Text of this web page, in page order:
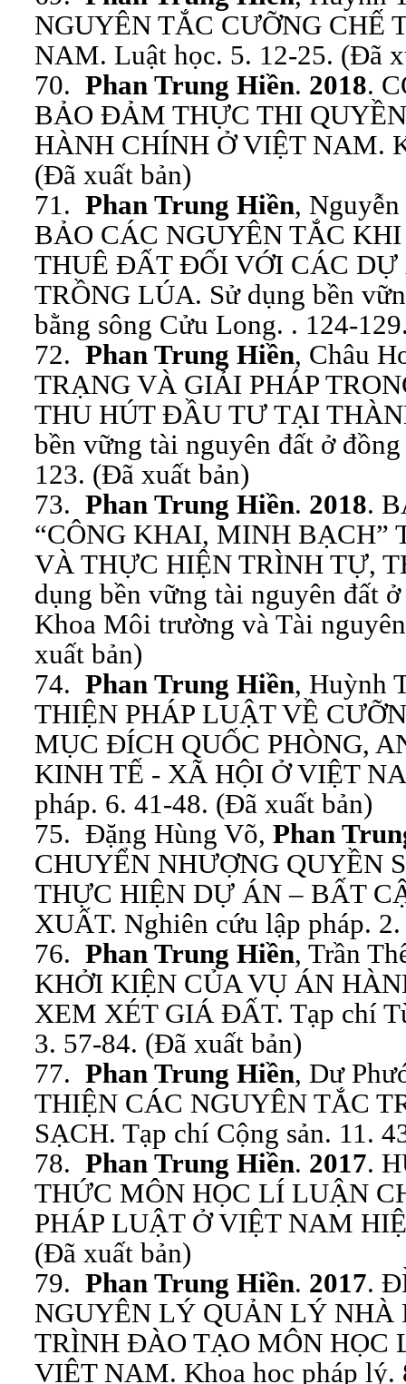
NGUYÊN TẮC CƯỠNG CHẾ
NAM. Luật học. 5. 12-25. (Đã
70. Phan Trung Hiền. 2018.
BẢO ĐẢM THỰC THI
HÀNH CHÍNH Ở VIỆT NAM.
(Đã xuất bản)
71. Phan Trung Hiền,
BẢO CÁC NGUYÊN TẮC
THUÊ ĐẤT ĐỐI VỚI CÁC
TRỒNG LÚA. Sử dụng bền
bằng sông Cửu Long. . 124-
72. Phan Trung Hiền, Châu
TRẠNG VÀ GIẢI PHÁP
THU HÚT ĐẦU TƯ TẠI
bền vững tài nguyên đất ở
123. (Đã xuất bản)
73. Phan Trung Hiền. 2018.
“CÔNG KHAI, MINH BẠCH”
VÀ THỰC HIỆN TRÌNH TỰ,
dụng bền vững tài nguyên đất
Khoa Môi trường và Tài
xuất bản)
74. Phan Trung Hiền, Huỳnh
THIỆN PHÁP LUẬT VỀ
MỤC ĐÍCH QUỐC PHÒNG,
KINH TẾ - XÃ HỘI Ở VIỆT
pháp. 6. 41-48. (Đã xuất bản)
75. Đặng Hùng Võ, Phan
CHUYỂN NHƯỢNG QUYỀN
THỰC HIỆN DỰ ÁN – BẤT
XUẤT. Nghiên cứu lập pháp.
76. Phan Trung Hiền, Trần
KHỞI KIỆN CỦA VỤ ÁN
XEM XÉT GIÁ ĐẤT. Tạp chí
3. 57-84. (Đã xuất bản)
77. Phan Trung Hiền, Dư
THIỆN CÁC NGUYÊN TẮC
SẠCH. Tạp chí Cộng sản. 11.
78. Phan Trung Hiền. 2017.
THỨC MÔN HỌC LÍ LUẬN
PHÁP LUẬT Ở VIỆT NAM
(Đã xuất bản)
79. Phan Trung Hiền. 2017.
NGUYÊN LÝ QUẢN LÝ NHÀ
TRÌNH ĐÀO TẠO MÔN HỌC
VIỆT NAM. Khoa học pháp lý.